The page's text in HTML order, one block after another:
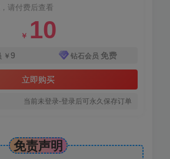
请付费后查看
￥ 10
￥ 9 钻石会员 免费
立即购买
当前未登录-登录后可永久保存订单
免责声明